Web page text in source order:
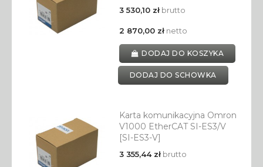
3 530,10 złbrutto
2 870,00 złnetto
DODAJ DO KOSZYKA
DODAJ DO SCHOWKA
Karta komunikacyjna Omron
V1000 EtherCAT SI-ES3/V
[SI-ES3-V]
3 355,44 złbrutto